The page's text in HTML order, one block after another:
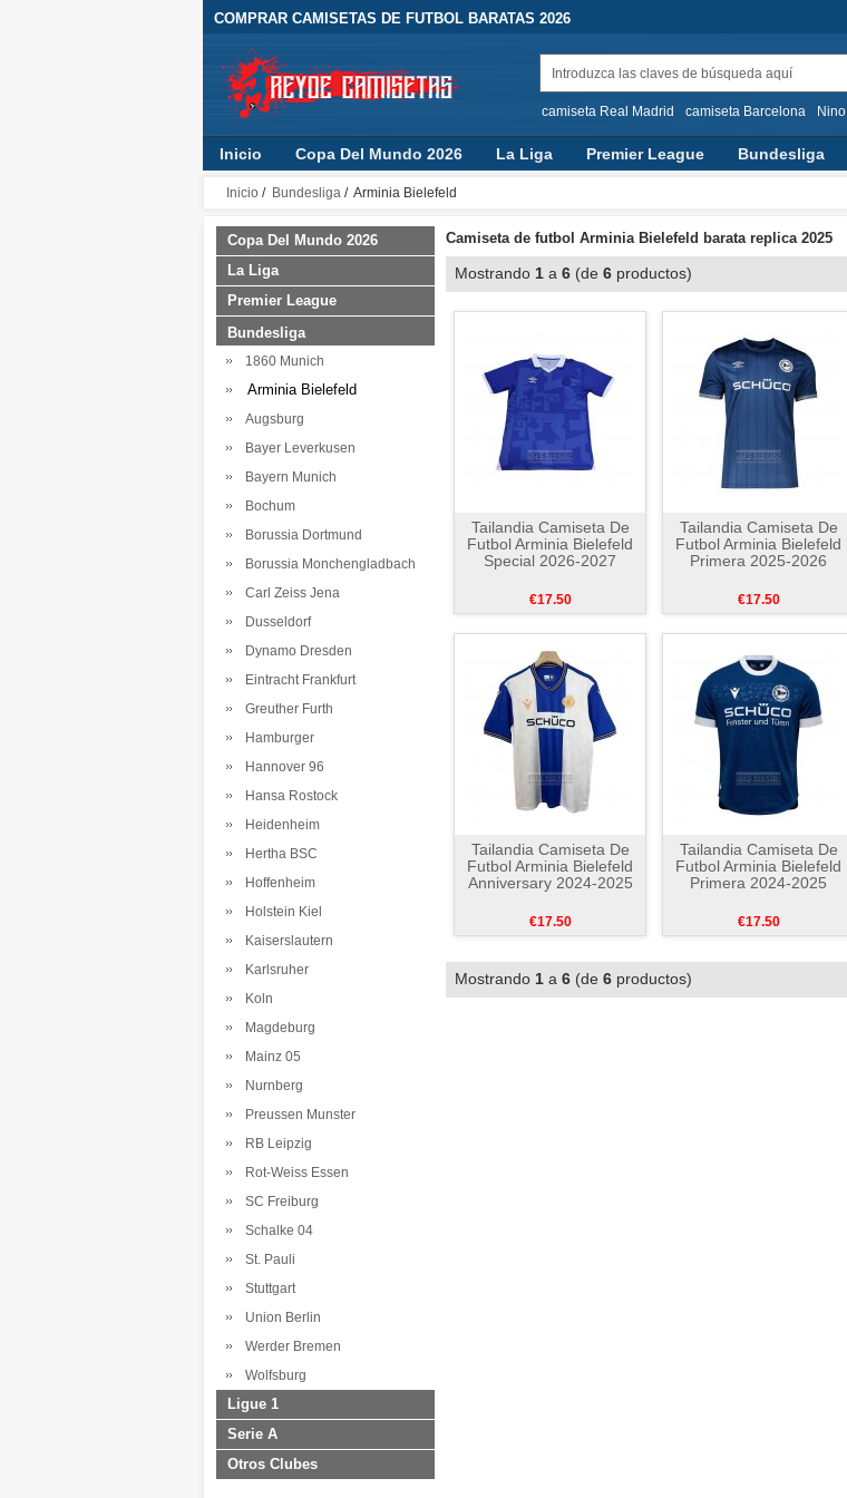
COMPRAR CAMISETAS DE FUTBOL BARATAS 2026
camiseta Real Madrid camiseta Barcelona Nino
Inicio Copa Del Mundo 2026 La Liga Premier League Bundesliga
Inicio / Bundesliga / Arminia Bielefeld
Copa Del Mundo 2026
La Liga
Premier League
Bundesliga
1860 Munich
Arminia Bielefeld
Augsburg
Bayer Leverkusen
Bayern Munich
Bochum
Borussia Dortmund
Borussia Monchengladbach
Carl Zeiss Jena
Dusseldorf
Dynamo Dresden
Eintracht Frankfurt
Greuther Furth
Hamburger
Hannover 96
Hansa Rostock
Heidenheim
Hertha BSC
Hoffenheim
Holstein Kiel
Kaiserslautern
Karlsruher
Koln
Magdeburg
Mainz 05
Nurnberg
Preussen Munster
RB Leipzig
Rot-Weiss Essen
SC Freiburg
Schalke 04
St. Pauli
Stuttgart
Union Berlin
Werder Bremen
Wolfsburg
Ligue 1
Serie A
Otros Clubes
Camiseta de futbol Arminia Bielefeld barata replica 2025
Mostrando 1 a 6 (de 6 productos)
Tailandia Camiseta De
Futbol Arminia Bielefeld
Special 2026-2027
€17.50
Tailandia Camiseta De
Futbol Arminia Bielefeld
Primera 2025-2026
€17.50
Tailandia Camiseta De
Futbol Arminia Bielefeld
Anniversary 2024-2025
€17.50
Tailandia Camiseta De
Futbol Arminia Bielefeld
Primera 2024-2025
€17.50
Mostrando 1 a 6 (de 6 productos)